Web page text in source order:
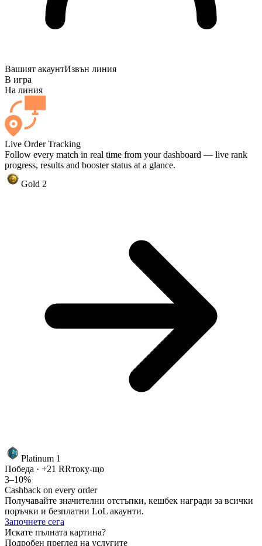
Вашият акаунтИзвън линия
В игра
На линия
Live Order Tracking
Follow every match in real time from your dashboard — live rank
progress, results and booster status at a glance.
Gold 2
Platinum 1
Победа · +21 RRтоку-що
3–10%
Cashback on every order
Получавайте значителни отстъпки, кешбек награди за всички
поръчки и безплатни LoL акаунти.
Започнете сега
Искате пълната картина?
Подробен преглед на услугите